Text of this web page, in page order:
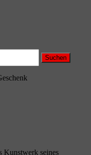
Kunstwerk seines